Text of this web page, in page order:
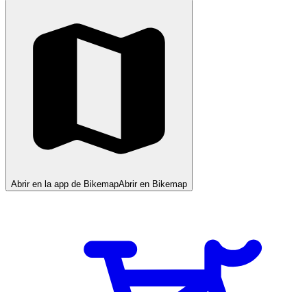
Abrir en la app de BikemapAbrir en Bikemap